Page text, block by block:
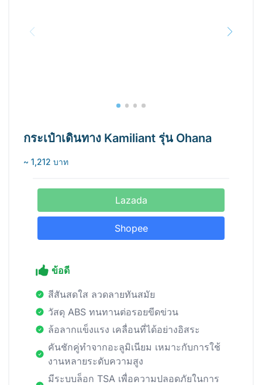
กระเป๋าเดินทาง Kamiliant รุ่น Ohana
~ 1,212 บาท
Lazada
Shopee
ข้อดี
สีสันสดใส ลวดลายทันสมัย
วัสดุ ABS ทนทานต่อรอยขีดข่วน
ล้อลากแข็งแรง เคลื่อนที่ได้อย่างอิสระ
คันชักคู่ทำจากอะลูมิเนียม เหมาะกับการใช้
งานหลายระดับความสูง
มีระบบล็อก TSA เพื่อความปลอดภัยในการ